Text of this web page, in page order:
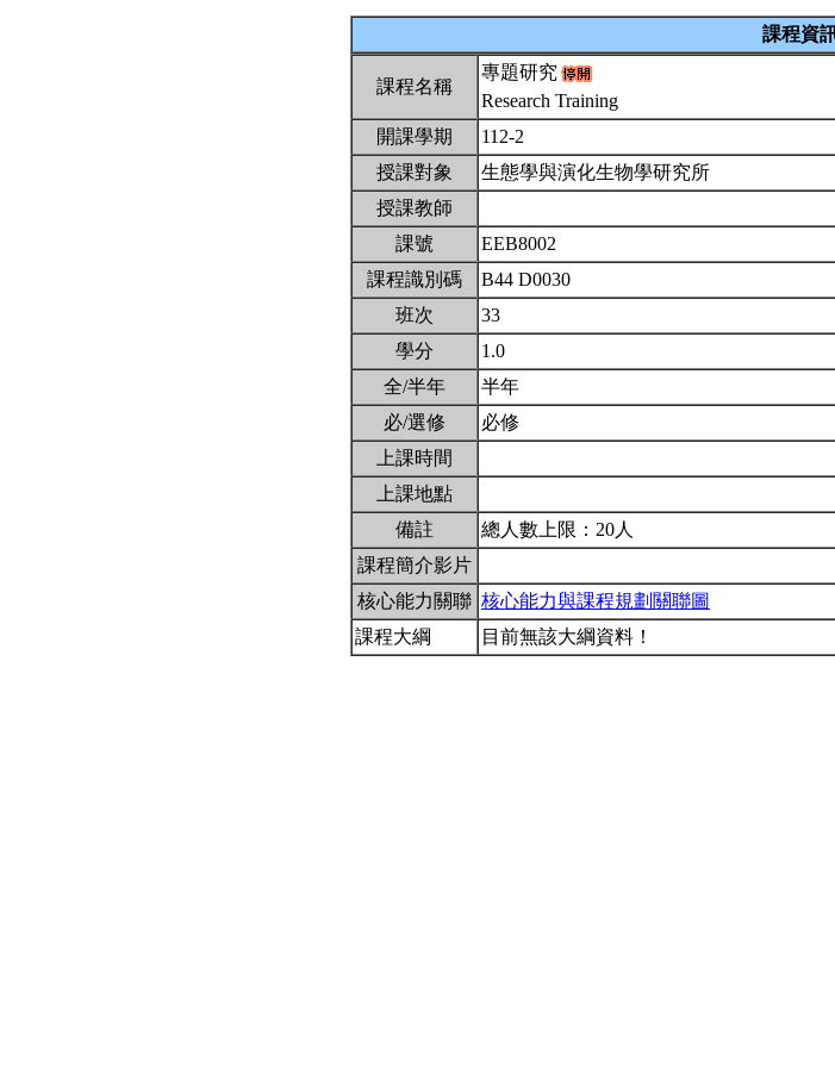
課程資
課程名稱
專題研究
Research Training
開課學期
112-2
授課對象
生態學與演化生物學研究所
授課教師
課號
EEB8002
課程識別碼
B44 D0030
班次
33
學分
1.0
全/半年
半年
必/選修
必修
上課時間
上課地點
備註
總人數上限：20人
課程簡介影片
核心能力關聯 核心能力與課程規劃關聯圖
課程大綱
目前無該大綱資料！